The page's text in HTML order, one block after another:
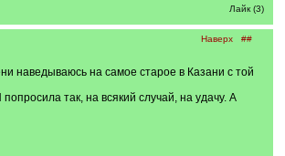
Лайк (3)
Наверх ##
наведываюсь на самое старое в Казани с той
так, на всякий случай, на удачу. А